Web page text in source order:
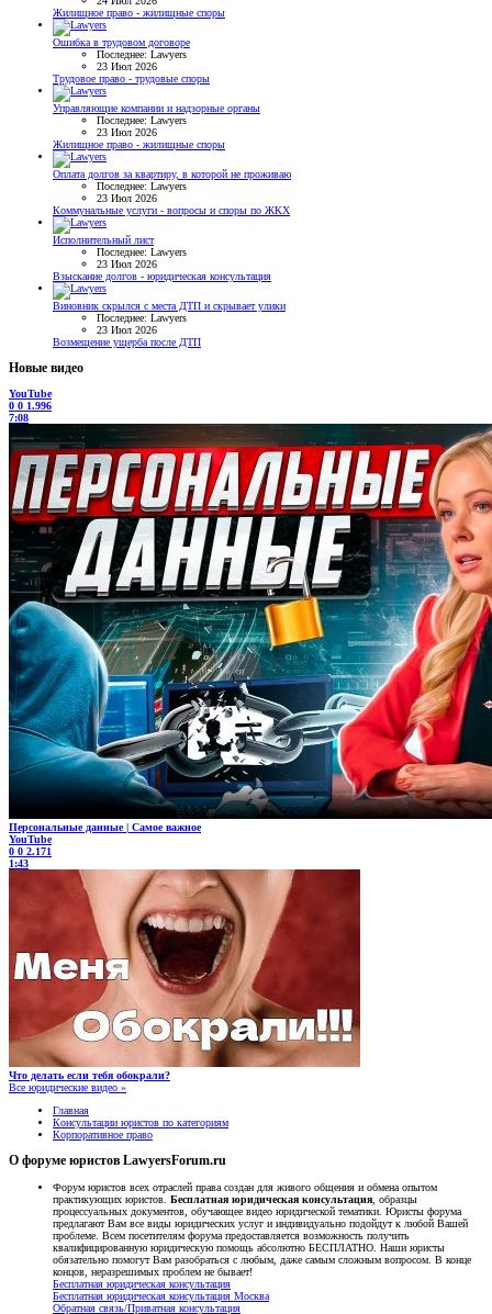
Жилищное право - жилищные споры
Ошибка в трудовом договоре
Последнее: Lawyers
23 Июл 2026
Трудовое право - трудовые споры
Управляющие компании и надзорные органы
Последнее: Lawyers
23 Июл 2026
Жилищное право - жилищные споры
Оплата долгов за квартиру, в которой не проживаю
Последнее: Lawyers
23 Июл 2026
Коммунальные услуги - вопросы и споры по ЖКХ
Исполнительный лист
Последнее: Lawyers
23 Июл 2026
Взыскание долгов - юридическая консультация
Виновник скрылся с места ДТП и скрывает улики
Последнее: Lawyers
23 Июл 2026
Возмещение ущерба после ДТП
Новые видео
YouTube
0 0 1.996
7:08
Персональные данные | Самое важное
YouTube
0 0 2.171
1:43
Что делать если тебя обокрали?
Все юридические видео »
Главная
Консультации юристов по категориям
Корпоративное право
О форуме юристов LawyersForum.ru
Форум юристов всех отраслей права создан для живого общения и обмена опытом
практикующих юристов. Бесплатная юридическая консультация , образцы
процессуальных документов, обучающее видео юридической тематики. Юристы форума
предлагают Вам все виды юридических услуг и индивидуально подойдут к любой Вашей
проблеме. Всем посетителям форума предоставляется возможность получить
квалифицированную юридическую помощь абсолютно БЕСПЛАТНО. Наши юристы
обязательно помогут Вам разобраться с любым, даже самым сложным вопросом. В конце
концов, неразрешимых проблем не бывает!
Бесплатная юридическая консультация
Бесплатная юридическая консультация Москва
Обратная связь/Приватная консультация